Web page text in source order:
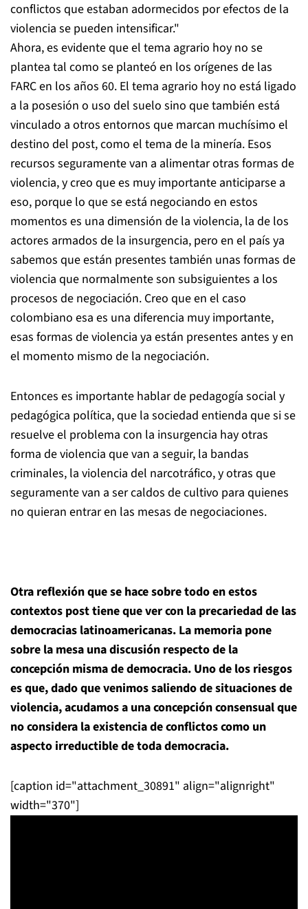
conflictos que estaban adormecidos por efectos de la
violencia se pueden intensificar."
Ahora, es evidente que el tema agrario hoy no se
plantea tal como se planteó en los orígenes de las
FARC en los años 60. El tema agrario hoy no está ligado
a la posesión o uso del suelo sino que también está
vinculado a otros entornos que marcan muchísimo el
destino del post, como el tema de la minería. Esos
recursos seguramente van a alimentar otras formas de
violencia, y creo que es muy importante anticiparse a
eso, porque lo que se está negociando en estos
momentos es una dimensión de la violencia, la de los
actores armados de la insurgencia, pero en el país ya
sabemos que están presentes también unas formas de
violencia que normalmente son subsiguientes a los
procesos de negociación. Creo que en el caso
colombiano esa es una diferencia muy importante,
esas formas de violencia ya están presentes antes y en
el momento mismo de la negociación.
Entonces es importante hablar de pedagogía social y
pedagógica política, que la sociedad entienda que si se
resuelve el problema con la insurgencia hay otras
forma de violencia que van a seguir, la bandas
criminales, la violencia del narcotráfico, y otras que
seguramente van a ser caldos de cultivo para quienes
no quieran entrar en las mesas de negociaciones.
Otra reflexión que se hace sobre todo en estos
contextos post tiene que ver con la precariedad de las
democracias latinoamericanas. La memoria pone
sobre la mesa una discusión respecto de la
concepción misma de democracia. Uno de los riesgos
es que, dado que venimos saliendo de situaciones de
violencia, acudamos a una concepción consensual que
no considera la existencia de conflictos como un
aspecto irreductible de toda democracia.
[caption id="attachment_30891" align="alignright"
width="370"]